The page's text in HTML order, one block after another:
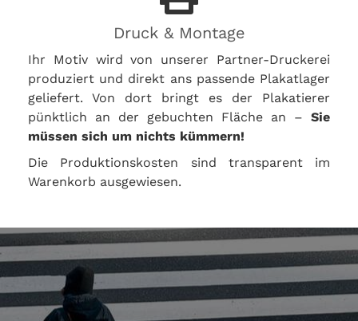
Druck & Montage
Ihr Motiv wird von unserer Partner-Druckerei
produziert und direkt ans passende Plakatlager
geliefert. Von dort bringt es der Plakatierer
pünktlich an der gebuchten Fläche an – Sie
müssen sich um nichts kümmern!
Die Produktionskosten sind transparent im
Warenkorb ausgewiesen.